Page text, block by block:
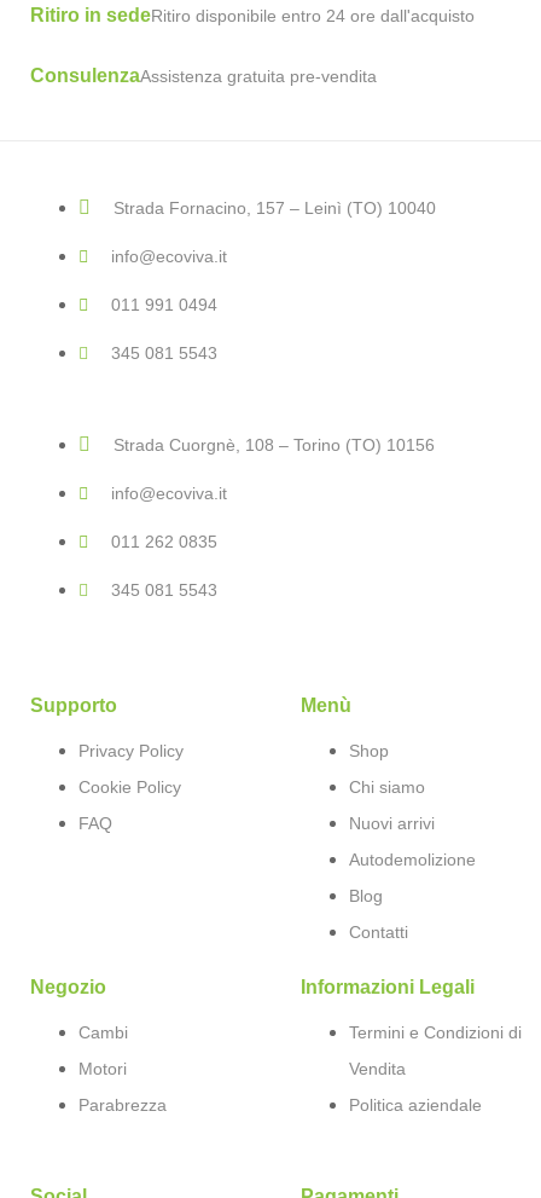
Ritiro in sedeRitiro disponibile entro 24 ore dall'acquisto
ConsulenzaAssistenza gratuita pre-vendita
Strada Fornacino, 157 – Leinì (TO) 10040
info@ecoviva.it
011 991 0494
345 081 5543
Strada Cuorgnè, 108 – Torino (TO) 10156
info@ecoviva.it
011 262 0835
345 081 5543
Supporto
Privacy Policy
Cookie Policy
FAQ
Menù
Shop
Chi siamo
Nuovi arrivi
Autodemolizione
Blog
Contatti
Negozio
Cambi
Motori
Parabrezza
Informazioni Legali
Termini e Condizioni di
Vendita
Politica aziendale